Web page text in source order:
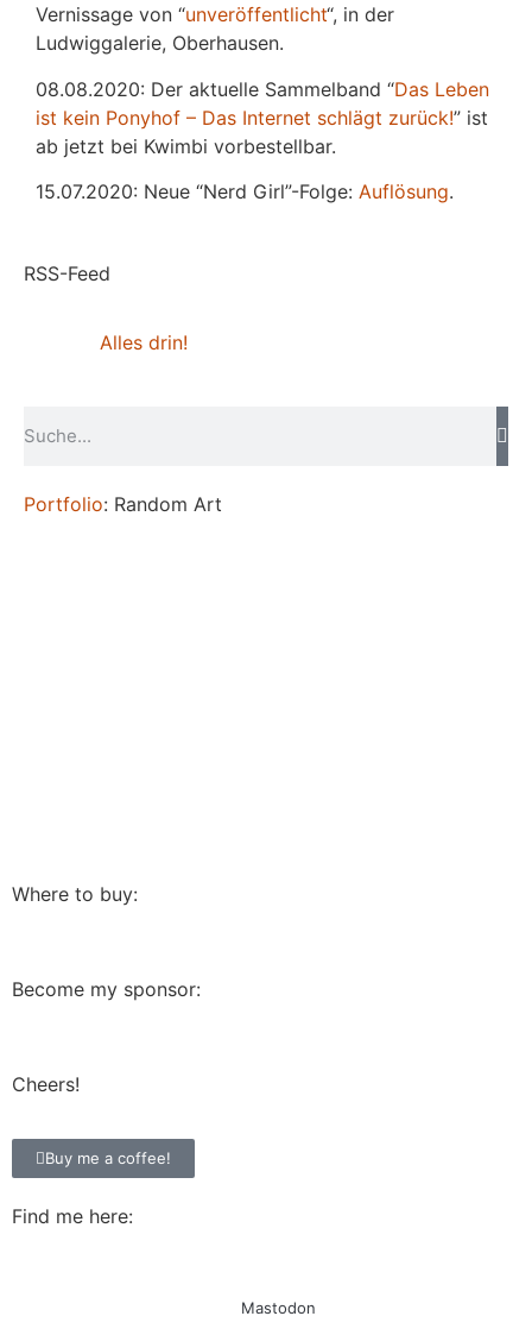
Vernissage von “unveröffentlicht“, in der
Ludwiggalerie, Oberhausen.
08.08.2020: Der aktuelle Sammelband “Das Leben
ist kein Ponyhof – Das Internet schlägt zurück!” ist
ab jetzt bei Kwimbi vorbestellbar.
15.07.2020: Neue “Nerd Girl”-Folge: Auflösung.
RSS-Feed
Alles drin!
Portfolio: Random Art
Where to buy:
Become my sponsor:
Cheers!
Buy me a coffee!
Find me here:
Mastodon